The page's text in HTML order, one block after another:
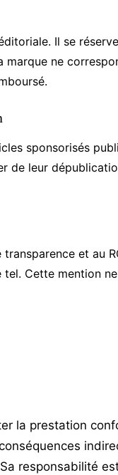
Il se
ne
sponsorisés
de leur
et au
Cette mention
la prestation
responsabilité